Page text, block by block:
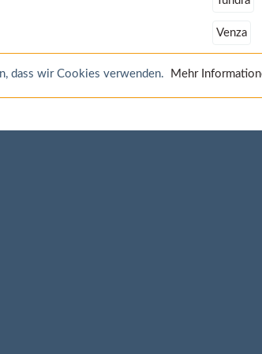
Venza
dass wir Cookies verwenden. Mehr